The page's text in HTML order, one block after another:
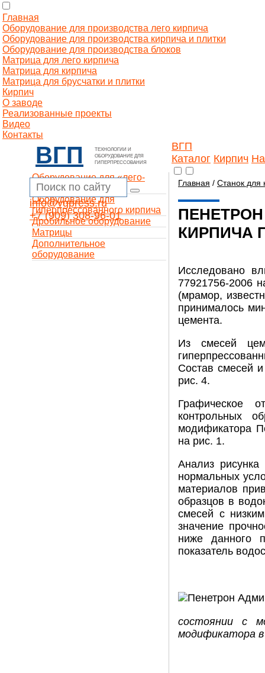
Главная
Оборудование для производства лего кирпича
Оборудование для производства кирпича и плитки
Оборудование для производства блоков
Матрица для лего кирпича
Матрица для кирпича
Матрица для брусчатки и плитки
Кирпич
О заводе
Реализованные проекты
Видео
Контакты
ВГП
ТЕХНОЛОГИИ И
ОБОРУДОВАНИЕ ДЛЯ
ГИПЕРПРЕССОВАНИЯ
ВГП
Каталог Кирпич
info@vgpress.ru
+7 (909) 308-96-01
Оборудование для «лего-
кирпича»
Оборудование для
гиперпрессованного кирпича
Дробильное оборудование
Матрицы
Дополнительное
оборудование
Главная / Станок для
КИРПИЧА
Исследовано
77921756-2006
(мрамор,
принималось
цемента.
Из смесей
Состав смесей
рис. 4.
Графическое
контрольных
модификатора
на рис. 1.
Анализ
нормальных
материалов
образцов в
смесей с
значение
ниже данного
показатель
состоянии с
модификатора в